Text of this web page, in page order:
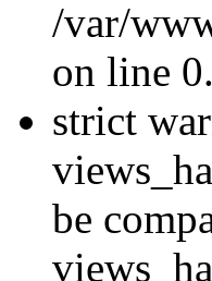
/var/
on line 0.
strict
be